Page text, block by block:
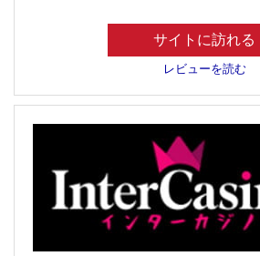
サイトに訪れる
レビューを読む